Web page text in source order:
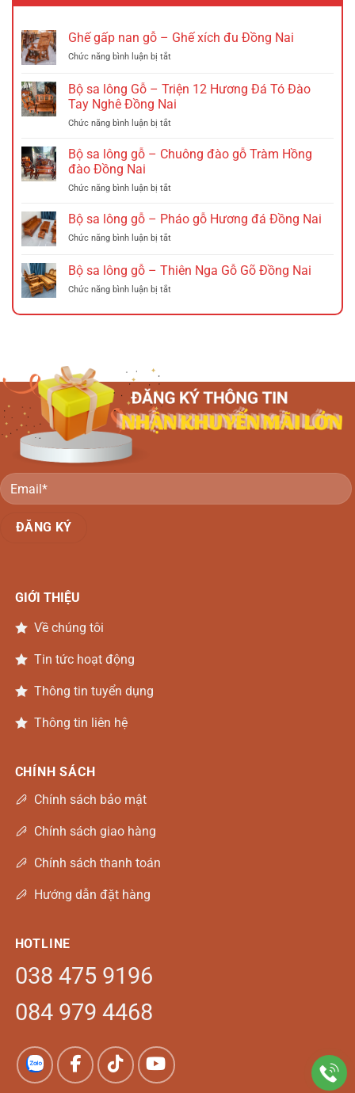
1.885.000 VND.
Ghế gấp nan gỗ – Ghế xích đu Đồng Nai
Chức năng bình luận bị tắtở
gấp
nan
gỗ
–
xích
Nai
Bộ sa lông Gỗ – Triện 12 Hương Đá Tó Đào
Tay Nghê Đồng Nai
Chức năng bình luận bị tắtở
sa
–
12
Đá
Đào
Bộ sa lông gỗ – Chuông đào gỗ Tràm Hồng
đào Đồng Nai
Chức năng bình luận bị tắtở
sa
gỗ
Chuông
gỗ
Bộ sa lông gỗ – Pháo gỗ Hương đá Đồng Nai
Chức năng bình luận bị tắtở
sa
lông
gỗ
Pháo
Nai
Bộ sa lông gỗ – Thiên Nga Gỗ Gõ Đồng Nai
Chức năng bình luận bị tắtở
sa
Nga
Gỗ
Đồng
GIỚI THIỆU
Về chúng tôi
Tin tức hoạt động
Thông tin tuyển dụng
Thông tin liên hệ
CHÍNH SÁCH
Chính sách bảo mật
Chính sách giao hàng
Chính sách thanh toán
Hướng dẫn đặt hàng
HOTLINE
038 475 9196
084 979 4468